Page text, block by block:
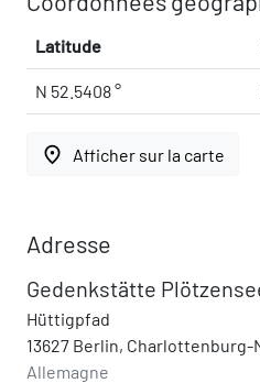
Latitude
N 52.5408 °
place Afficher sur la carte
Adresse
Gedenkstätte
Hüttigpfad
13627 Berlin, Charlottenburg-
Allemagne